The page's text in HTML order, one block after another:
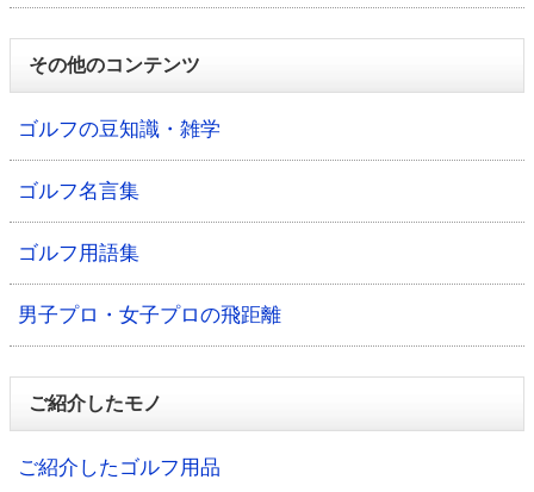
その他のコンテンツ
ゴルフの豆知識・雑学
ゴルフ名言集
ゴルフ用語集
男子プロ・女子プロの飛距離
ご紹介したモノ
ご紹介したゴルフ用品